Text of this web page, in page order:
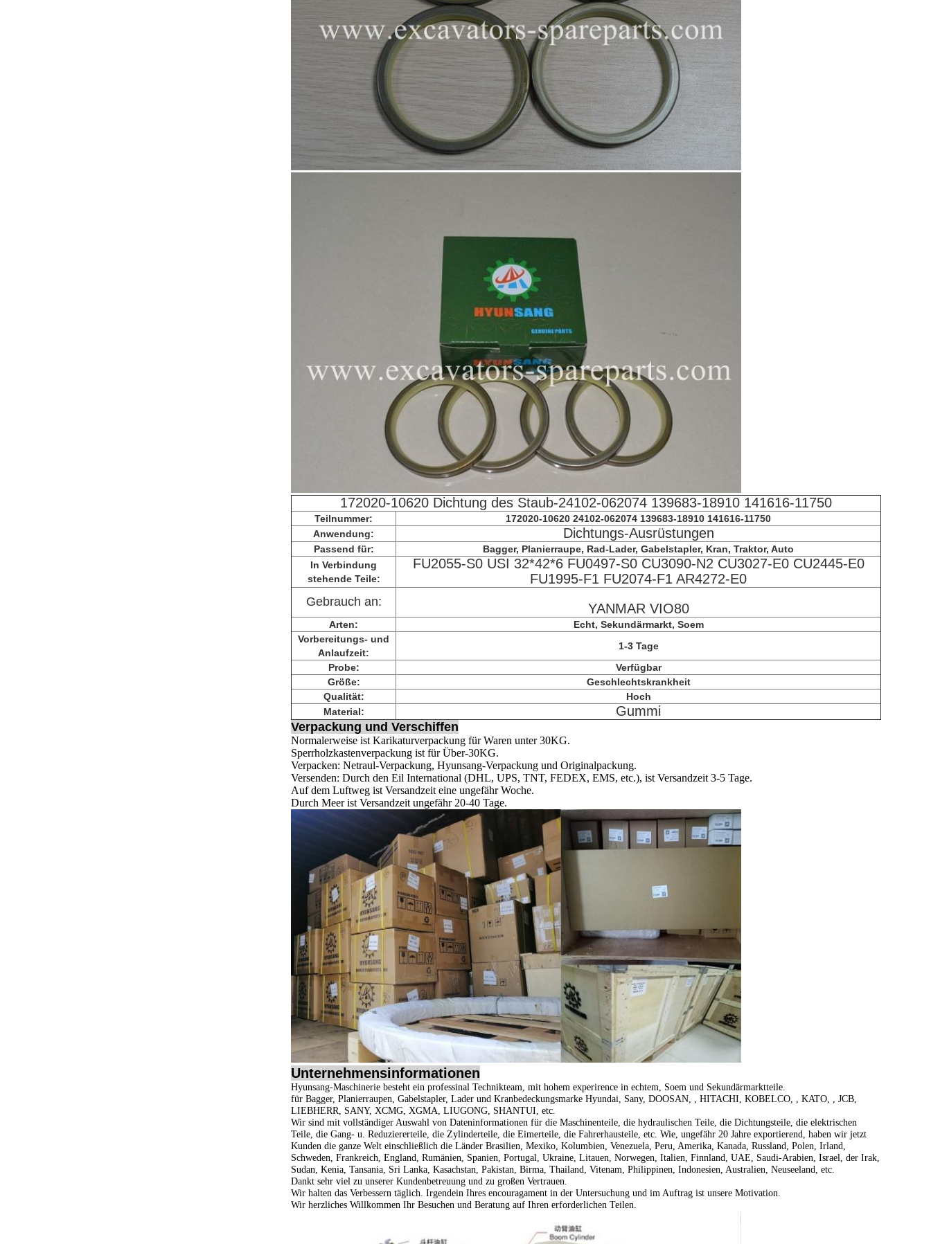
172020-10620 Dichtung des Staub-24102-062074 139683-18910 141616-11750
Teilnummer:
172020-10620 24102-062074 139683-18910 141616-11750
Anwendung:
Dichtungs-Ausrüstungen
Passend für:
Bagger, Planierraupe, Rad-Lader, Gabelstapler, Kran, Traktor, Auto
In Verbindung
stehende Teile:
FU2055-S0 USI 32*42*6 FU0497-S0 CU3090-N2 CU3027-E0 CU2445-E0
FU1995-F1 FU2074-F1 AR4272-E0
Gebrauch an: YANMAR VIO80
Arten:
Echt, Sekundärmarkt, Soem
Vorbereitungs- und
Anlaufzeit:
1-3 Tage
Probe:
Verfügbar
Größe:
Geschlechtskrankheit
Qualität:
Hoch
Material:
Gummi
Verpackung und Verschiffen
Normalerweise ist Karikaturverpackung für Waren unter 30KG.
Sperrholzkastenverpackung ist für Über-30KG.
Verpacken: Netraul-Verpackung, Hyunsang-Verpackung und Originalpackung.
Versenden: Durch den Eil International (DHL, UPS, TNT, FEDEX, EMS, etc.), ist Versandzeit 3-5 Tage.
Auf dem Luftweg ist Versandzeit eine ungefähr Woche.
Durch Meer ist Versandzeit ungefähr 20-40 Tage.
Unternehmensinformationen
Hyunsang-Maschinerie besteht ein professinal Technikteam, mit hohem experirence in echtem, Soem und Sekundärmarktteile.
für Bagger, Planierraupen, Gabelstapler, Lader und Kranbedeckungsmarke Hyundai, Sany, DOOSAN, , HITACHI, KOBELCO, , KATO, , JCB,
LIEBHERR, SANY, XCMG, XGMA, LIUGONG, SHANTUI, etc.
Wir sind mit vollständiger Auswahl von Dateninformationen für die Maschinenteile, die hydraulischen Teile, die Dichtungsteile, die elektrischen
Teile, die Gang- u. Reduziererteile, die Zylinderteile, die Eimerteile, die Fahrerhausteile, etc. Wie, ungefähr 20 Jahre exportierend, haben wir jetzt
Kunden die ganze Welt einschließlich die Länder Brasilien, Mexiko, Kolumbien, Venezuela, Peru, Amerika, Kanada, Russland, Polen, Irland,
Schweden, Frankreich, England, Rumänien, Spanien, Portugal, Ukraine, Litauen, Norwegen, Italien, Finnland, UAE, Saudi-Arabien, Israel, der Irak,
Sudan, Kenia, Tansania, Sri Lanka, Kasachstan, Pakistan, Birma, Thailand, Vitenam, Philippinen, Indonesien, Australien, Neuseeland, etc.
Dankt sehr viel zu unserer Kundenbetreuung und zu großen Vertrauen.
Wir halten das Verbessern täglich. Irgendein Ihres encouragament in der Untersuchung und im Auftrag ist unsere Motivation.
Wir herzliches Willkommen Ihr Besuchen und Beratung auf Ihren erforderlichen Teilen.